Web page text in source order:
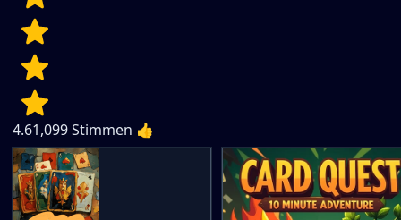
4.61,099Stimmen 👍